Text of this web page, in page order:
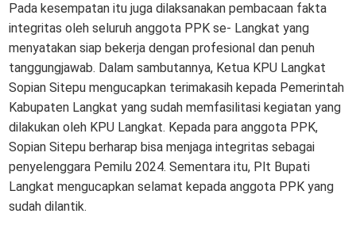
Pada kesempatan itu juga dilaksanakan pembacaan fakta
integritas oleh seluruh anggota PPK se- Langkat yang
menyatakan siap bekerja dengan profesional dan penuh
tanggungjawab. Dalam sambutannya, Ketua KPU Langkat
Sopian Sitepu mengucapkan terimakasih kepada Pemerintah
Kabupaten Langkat yang sudah memfasilitasi kegiatan yang
dilakukan oleh KPU Langkat. Kepada para anggota PPK,
Sopian Sitepu berharap bisa menjaga integritas sebagai
penyelenggara Pemilu 2024. Sementara itu, Plt Bupati
Langkat mengucapkan selamat kepada anggota PPK yang
sudah dilantik.